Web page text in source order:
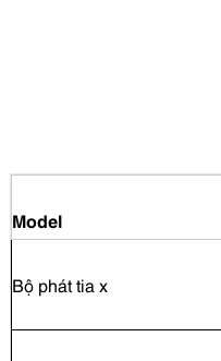
Model
Bộ phát tia x